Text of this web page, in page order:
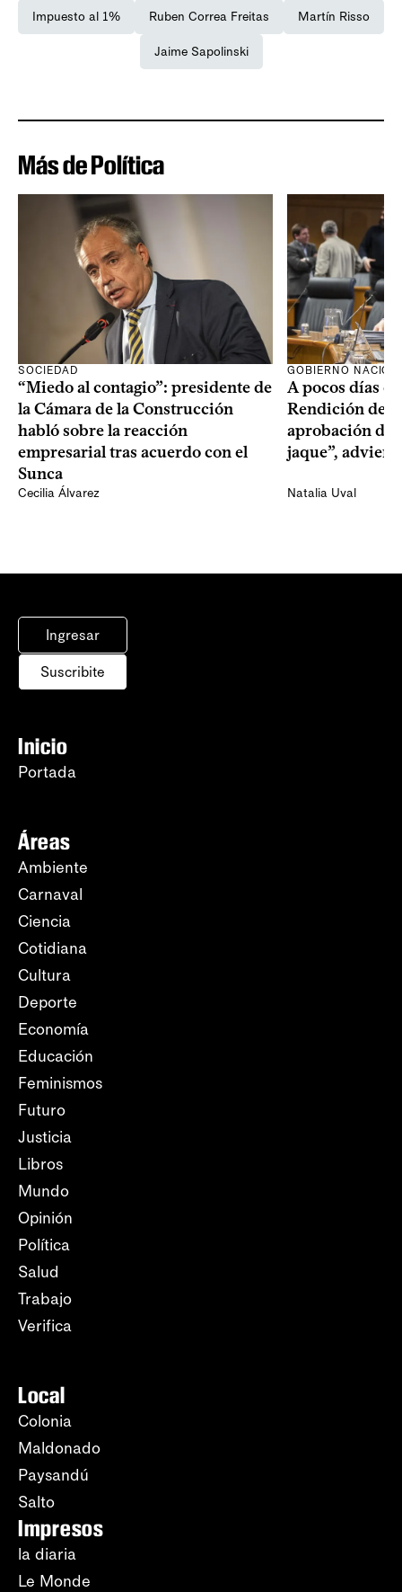
Impuesto al 1% Ruben Correa Freitas Martín Risso
Jaime Sapolinski
Más de Política
SOCIEDAD
“Miedo al contagio”: presidente de
la Cámara de la Construcción
habló sobre la reacción
empresarial tras acuerdo con el
Sunca
Cecilia Álvarez
GOBIERNO
A pocos días
Rendición de
aprobación del
jaque”,
Natalia Uval
Ingresar
Suscribite
Inicio
Portada
Áreas
Ambiente
Carnaval
Ciencia
Cotidiana
Cultura
Deporte
Economía
Educación
Feminismos
Futuro
Justicia
Libros
Mundo
Opinión
Política
Salud
Trabajo
Verifica
Local
Colonia
Maldonado
Paysandú
Salto
Impresos
la diaria
Le Monde